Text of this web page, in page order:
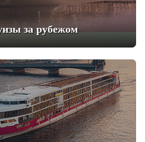
за рубежом